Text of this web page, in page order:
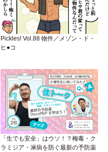
Pickles! Vol.88 物件／メゾン・ド・
ヒ●コ
「生でも安全」はウソ！？梅毒・ク
ラミジア・淋病を防ぐ最新の予防薬